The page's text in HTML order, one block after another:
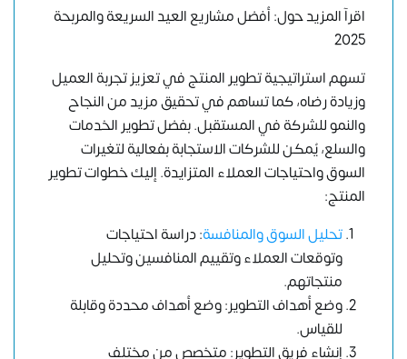
اقرآ المزيد حول:أفضل مشاريع العيد السريعة والمربحة
2025
تسهم استراتيجية تطوير المنتج في تعزيز تجربة العميل
وزيادة رضاه، كما تساهم في تحقيق مزيد من النجاح
والنمو للشركة في المستقبل. بفضل تطوير الخدمات
والسلع، يُمكن للشركات الاستجابة بفعالية لتغيرات
السوق واحتياجات العملاء المتزايدة. إليك خطوات تطوير
المنتج:
تحليل السوق والمنافسة: دراسة احتياجات
وتوقعات العملاء وتقييم المنافسين وتحليل
منتجاتهم.
وضع أهداف التطوير: وضع أهداف محددة وقابلة
للقياس.
إنشاء فريق التطوير: متخصص من مختلف